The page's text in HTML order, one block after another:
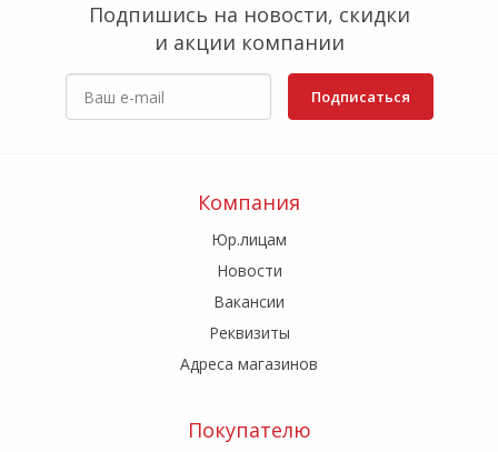
Подпишись на новости, скидки
и акции компании
Подписаться
Компания
Юр.лицам
Новости
Вакансии
Реквизиты
Адреса магазинов
Покупателю